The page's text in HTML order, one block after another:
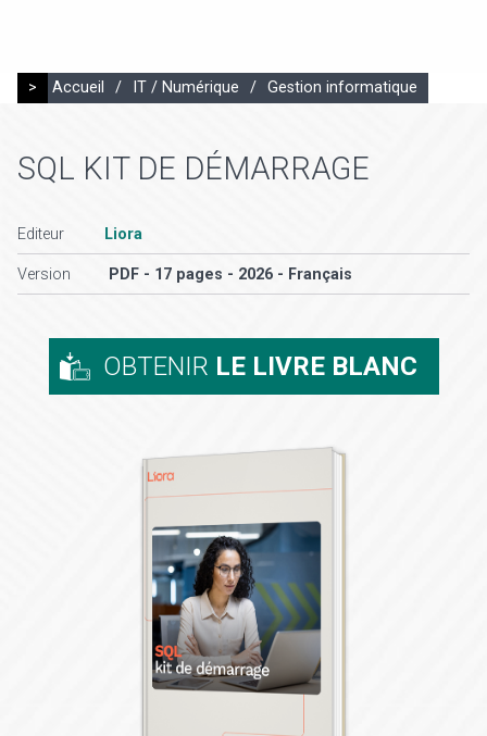
> Accueil / IT / Numérique / Gestion informatique
SQL KIT DE DÉMARRAGE
Editeur Liora
Version PDF - 17 pages - 2026 - Français
OBTENIR LE LIVRE BLANC